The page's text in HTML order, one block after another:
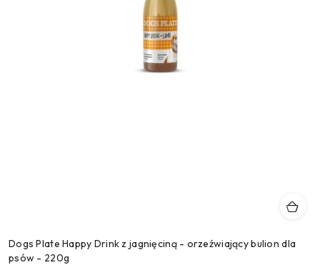
Dogs Plate Happy Drink z jagnięciną - orzeźwiający bulion dla
psów - 220g